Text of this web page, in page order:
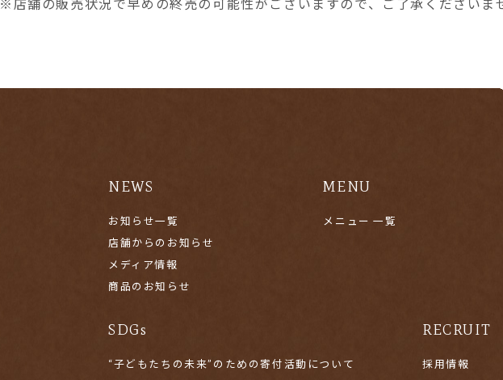
※店舗の販売状況で早めの終売の可能性がございますので、ご了承くださいま
NEWS
お知らせ一覧
店舗からのお知らせ
メディア情報
商品のお知らせ
MENU
メニュー 一覧
SDGs
“子どもたちの未来”のための寄付活動について
RECRUIT
採用情報